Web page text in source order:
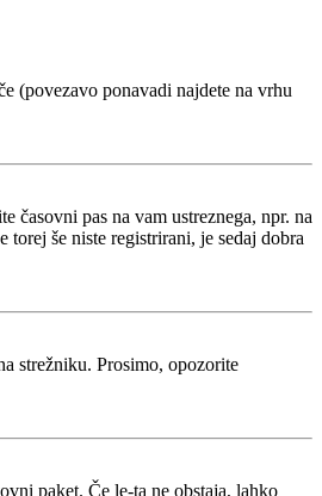
(povezavo ponavadi najdete na vrhu
časovni pas na vam ustreznega, npr. na
še niste registrirani, je sedaj dobra
strežniku. Prosimo, opozorite
paket. Če le-ta ne obstaja, lahko